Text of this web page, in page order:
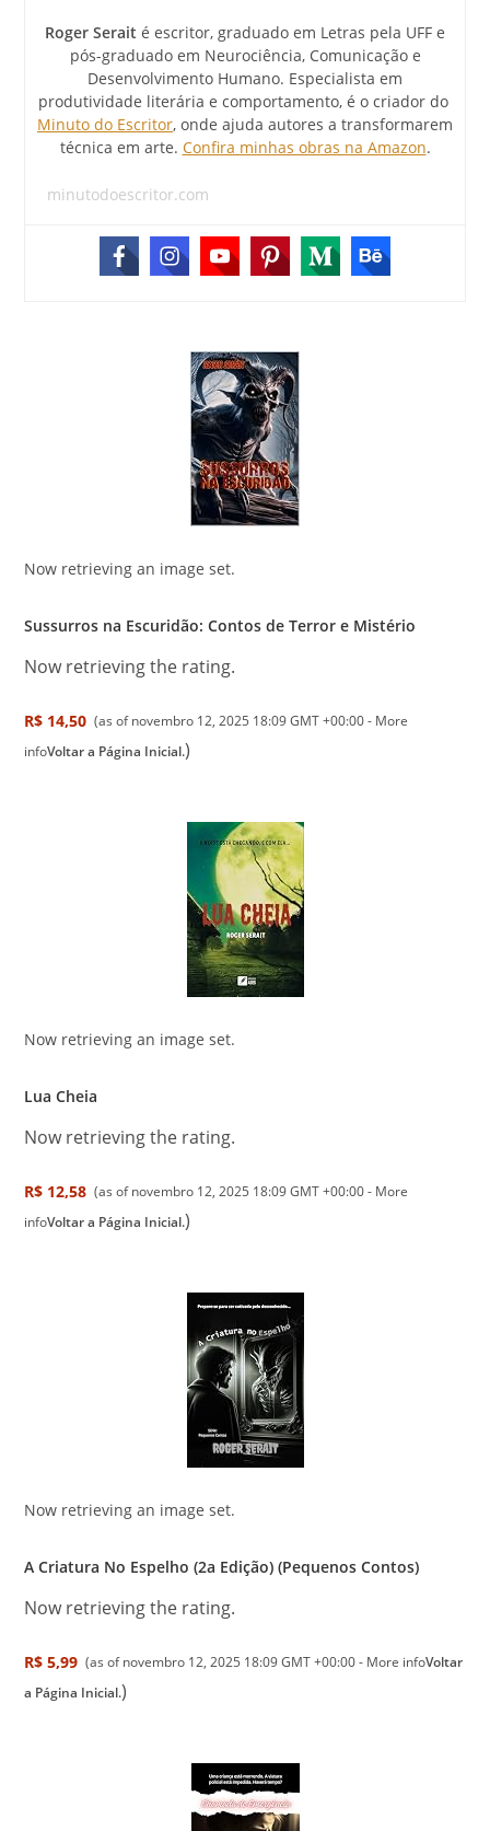
Roger Serait é escritor, graduado em Letras pela UFF e
pós-graduado em Neurociência, Comunicação e
Desenvolvimento Humano. Especialista em
produtividade literária e comportamento, é o criador do
Minuto do Escritor, onde ajuda autores a transformarem
técnica em arte. Confira minhas obras na Amazon.
minutodoescritor.com
Now retrieving an image set.
Sussurros na Escuridão: Contos de Terror e Mistério
Now retrieving the rating.
R$ 14,50 (as of novembro 12, 2025 18:09 GMT +00:00 - More
infoVoltar a Página Inicial.)
Now retrieving an image set.
Lua Cheia
Now retrieving the rating.
R$ 12,58 (as of novembro 12, 2025 18:09 GMT +00:00 - More
infoVoltar a Página Inicial.)
Now retrieving an image set.
A Criatura No Espelho (2a Edição) (Pequenos Contos)
Now retrieving the rating.
R$ 5,99 (as of novembro 12, 2025 18:09 GMT +00:00 - More infoVoltar
a Página Inicial.)